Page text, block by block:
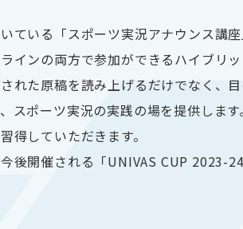
ている「スポーツ実況アナウンス講
インの両方で参加ができるハイブリ
された原稿を読み上げるだけでなく、
スポーツ実況の実践の場を提供しま
得していただきます。
後開催される「UNIVAS CUP 2023-